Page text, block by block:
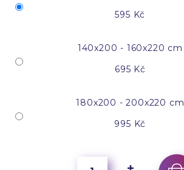
595 Kč
140x200 - 160x220 cm
695 Kč
180x200 - 200x220 cm
995 Kč